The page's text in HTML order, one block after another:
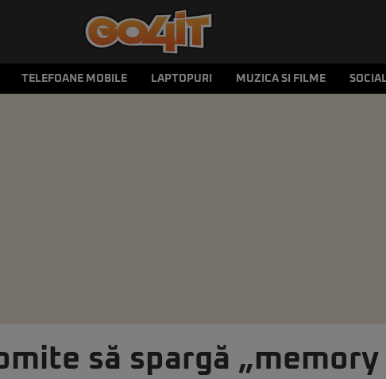
TELEFOANE MOBILE LAPTOPURI MUZICA SI FILME
să spargă